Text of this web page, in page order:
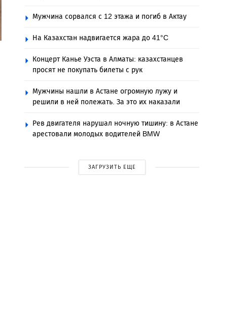
Мужчина сорвался с 12 этажа и погиб в Актау
На Казахстан надвигается жара до 41°C
Концерт Канье Уэста в Алматы: казахстанцев
просят не покупать билеты с рук
Мужчины нашли в Астане огромную лужу и
решили в ней полежать. За это их наказали
Рев двигателя нарушал ночную тишину: в Астане
арестовали молодых водителей BMW
ЗАГРУЗИТЬ ЕЩЕ